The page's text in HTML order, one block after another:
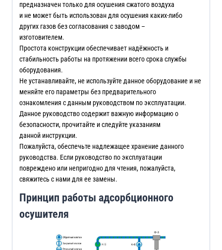
предназначен только для осушения сжатого воздуха
и не может быть использован для осушения каких-либо
других газов без согласования с заводом –
изготовителем.
Простота конструкции обеспечивает надёжность и
стабильность работы на протяжении всего срока службы
оборудования.
Не устанавливайте, не используйте данное оборудование и не
меняйте его параметры без предварительного
ознакомления с данным руководством по эксплуатации.
Данное руководство содержит важную информацию о
безопасности, прочитайте и следуйте указаниям
данной инструкции.
Пожалуйста, обеспечьте надлежащее хранение данного
руководства. Если руководство по эксплуатации
повреждено или непригодно для чтения, пожалуйста,
свяжитесь с нами для ее замены.
Принцип работы адсорбционного
осушителя